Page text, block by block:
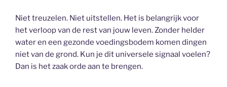
Niet treuzelen. Niet uitstellen. Het is belangrijk voor
het verloop van de rest van jouw leven. Zonder helder
water en een gezonde voedingsbodem komen dingen
niet van de grond. Kun je dit universele signaal voelen?
Dan is het zaak orde aan te brengen.